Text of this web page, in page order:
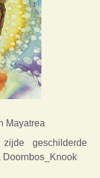
Mayatrea
geschilderde
Doornbos_Knook